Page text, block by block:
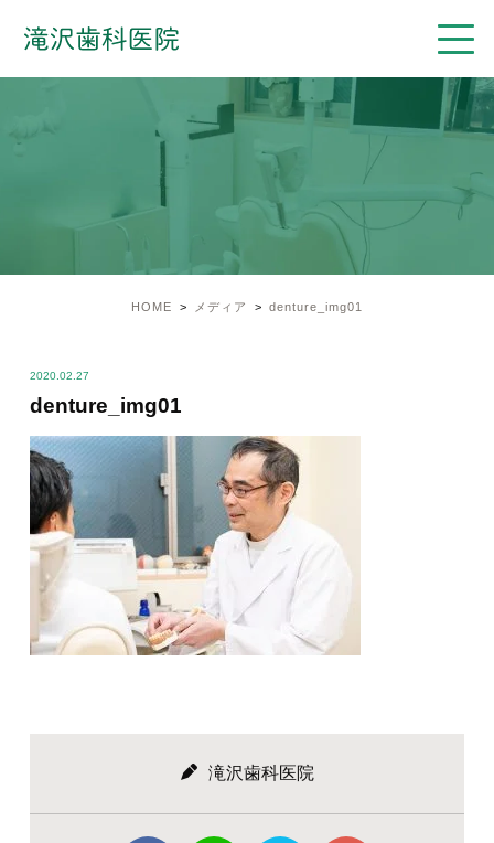
HOME メディア denture_img01
2020.02.27
denture_img01
滝沢歯科医院